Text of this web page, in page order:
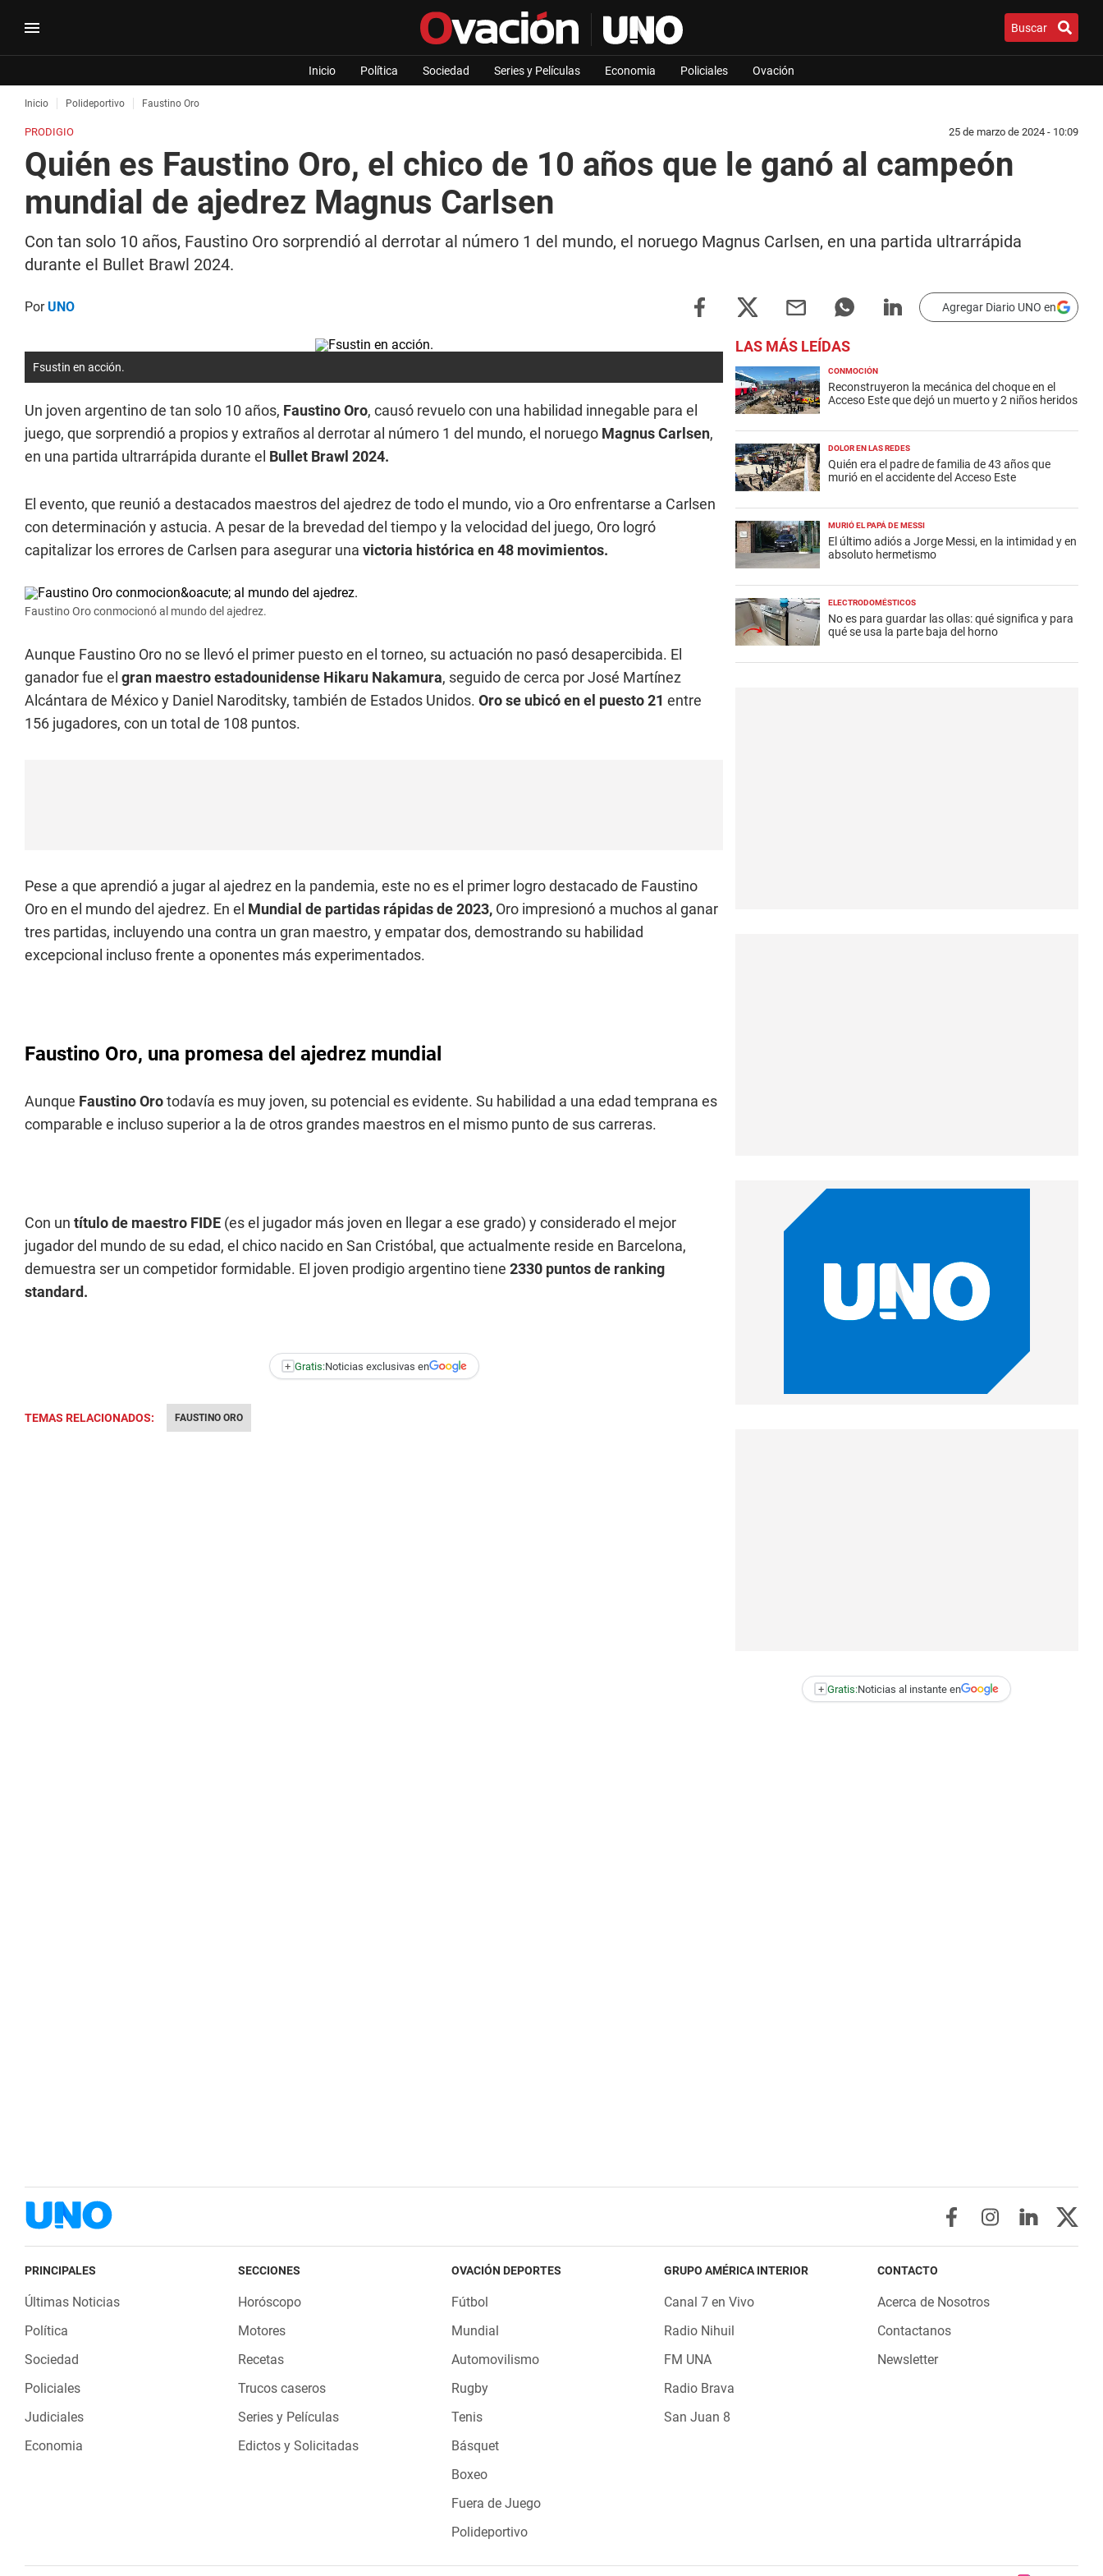
Buscar
Inicio Política Sociedad Series y Películas Economia Policiales Ovación
Inicio Polideportivo Faustino Oro
PRODIGIO 25 de marzo de 2024 - 10:09
Quién es Faustino Oro, el chico de 10 años que le ganó al campeón
mundial de ajedrez Magnus Carlsen
Con tan solo 10 años, Faustino Oro sorprendió al derrotar al número 1 del mundo, el noruego Magnus Carlsen, en una partida ultrarrápida
durante el Bullet Brawl 2024.
PorUNO Agregar Diario UNO en
Fsustin en acción.
Un joven argentino de tan solo 10 años, Faustino Oro, causó revuelo con una habilidad innegable para el
juego, que sorprendió a propios y extraños al derrotar al número 1 del mundo, el noruego Magnus Carlsen,
en una partida ultrarrápida durante el Bullet Brawl 2024.
El evento, que reunió a destacados maestros del ajedrez de todo el mundo, vio a Oro enfrentarse a Carlsen
con determinación y astucia. A pesar de la brevedad del tiempo y la velocidad del juego, Oro logró
capitalizar los errores de Carlsen para asegurar una victoria histórica en 48 movimientos.
Faustino Oro conmocionó al mundo del ajedrez.
Aunque Faustino Oro no se llevó el primer puesto en el torneo, su actuación no pasó desapercibida. El
ganador fue el gran maestro estadounidense Hikaru Nakamura, seguido de cerca por José Martínez
Alcántara de México y Daniel Naroditsky, también de Estados Unidos. Oro se ubicó en el puesto 21 entre
156 jugadores, con un total de 108 puntos.
Pese a que aprendió a jugar al ajedrez en la pandemia, este no es el primer logro destacado de Faustino
Oro en el mundo del ajedrez. En el Mundial de partidas rápidas de 2023, Oro impresionó a muchos al ganar
tres partidas, incluyendo una contra un gran maestro, y empatar dos, demostrando su habilidad
excepcional incluso frente a oponentes más experimentados.
Faustino Oro, una promesa del ajedrez mundial
Aunque Faustino Orotodavía es muy joven, su potencial es evidente. Su habilidad a una edad temprana es
comparable e incluso superior a la de otros grandes maestros en el mismo punto de sus carreras.
Con un título de maestro FIDE (es el jugador más joven en llegar a ese grado) y considerado el mejor
jugador del mundo de su edad, el chico nacido en San Cristóbal, que actualmente reside en Barcelona,
demuestra ser un competidor formidable. El joven prodigio argentino tiene 2330 puntos de ranking
standard.
+ Gratis:Noticias exclusivas en
TEMAS RELACIONADOS: FAUSTINO ORO
LAS MÁS LEÍDAS
CONMOCIÓN
Reconstruyeron la mecánica del choque en el
Acceso Este que dejó un muerto y 2 niños heridos
DOLOR EN LAS REDES
Quién era el padre de familia de 43 años que
murió en el accidente del Acceso Este
MURIÓ EL PAPÁ DE MESSI
El último adiós a Jorge Messi, en la intimidad y en
absoluto hermetismo
ELECTRODOMÉSTICOS
No es para guardar las ollas: qué significa y para
qué se usa la parte baja del horno
+ Gratis:Noticias al instante en
PRINCIPALES
Últimas Noticias
Política
Sociedad
Policiales
Judiciales
Economia
SECCIONES
Horóscopo
Motores
Recetas
Trucos caseros
Series y Películas
Edictos y Solicitadas
OVACIÓN DEPORTES
Fútbol
Mundial
Automovilismo
Rugby
Tenis
Básquet
Boxeo
Fuera de Juego
Polideportivo
GRUPO AMÉRICA INTERIOR
Canal 7 en Vivo
Radio Nihuil
FM UNA
Radio Brava
San Juan 8
CONTACTO
Acerca de Nosotros
Contactanos
Newsletter